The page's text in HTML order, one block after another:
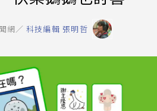
網／ 科技編輯 張明哲